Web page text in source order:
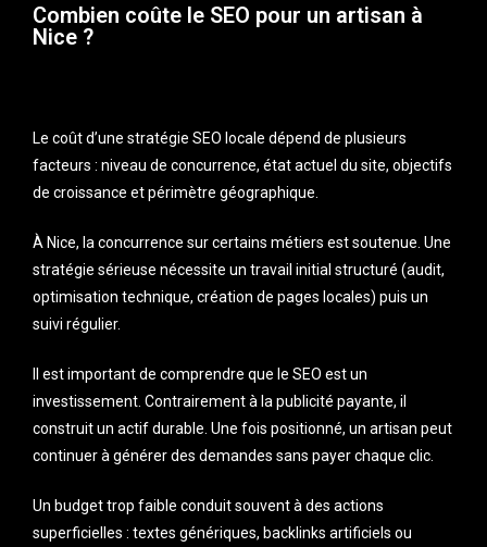
Combien coûte le SEO pour un artisan à
Nice ?
Le coût d’une stratégie SEO locale dépend de plusieurs
facteurs : niveau de concurrence, état actuel du site, objectifs
de croissance et périmètre géographique.
À Nice, la concurrence sur certains métiers est soutenue. Une
stratégie sérieuse nécessite un travail initial structuré (audit,
optimisation technique, création de pages locales) puis un
suivi régulier.
Il est important de comprendre que le SEO est un
investissement. Contrairement à la publicité payante, il
construit un actif durable. Une fois positionné, un artisan peut
continuer à générer des demandes sans payer chaque clic.
Un budget trop faible conduit souvent à des actions
superficielles : textes génériques, backlinks artificiels ou